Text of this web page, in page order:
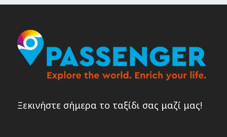
Ξεκινήστε σήμερα το ταξίδι σας μαζί μας!